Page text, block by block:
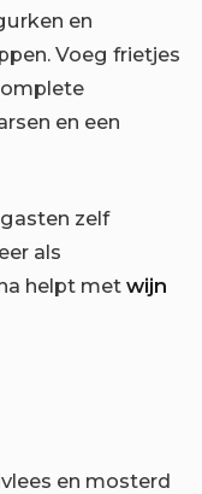
en
Voeg frietjes
en een
zelf
als
helpt met wijn
en mosterd